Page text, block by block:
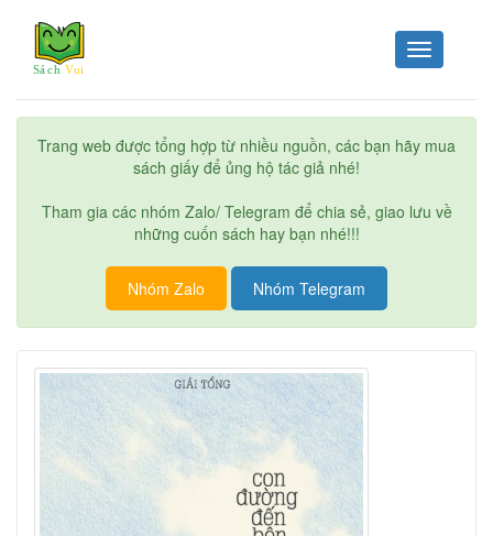
Toggle
navigation
Trang web được tổng hợp từ nhiều nguồn, các bạn hãy mua
sách giấy để ủng hộ tác giả nhé!
Tham gia các nhóm Zalo/ Telegram để chia sẻ, giao lưu về
những cuốn sách hay bạn nhé!!!
Nhóm Zalo Nhóm Telegram